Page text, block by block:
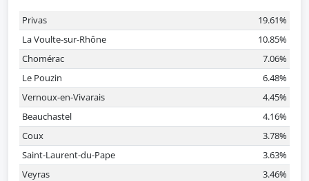
Privas
19.61%
La Voulte-sur-Rhône
10.85%
Chomérac
7.06%
Le Pouzin
6.48%
Vernoux-en-Vivarais
4.45%
Beauchastel
4.16%
Coux
3.78%
Saint-Laurent-du-Pape
3.63%
Veyras
3.46%